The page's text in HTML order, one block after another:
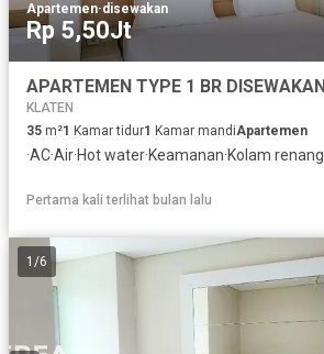
Apartemen·disewakan
Rp 5,50Jt
KLATEN
35 m²1 Kamar tidur1 Kamar mandiApartemen
·AC·Air·Hot water·Keamanan·Kolam renang
Pertama kali terlihat bulan lalu
1 /6